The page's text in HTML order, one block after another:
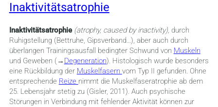
Inaktivitätsatrophie
Inaktivitätsatrophie (atrophy, caused by inactivity), durch
Ruhigstellung (Bettruhe, Gipsverband…), aber auch durch
überlangen Trainingsausfall bedingter Schwund von Muskeln
und Geweben (→ Degeneration). Histologisch wurde besonders
eine Rückbildung der Muskelfasern vom Typ II gefunden. Ohne
entsprechende Reize nimmt die Muskelfaseratrophie ab dem
25. Lebensjahr stetig zu (Gisler, 2011). Auch psychische
Störungen in Verbindung mit fehlender Aktivität können zur